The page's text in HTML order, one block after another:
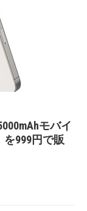
モバイ
を999円で販